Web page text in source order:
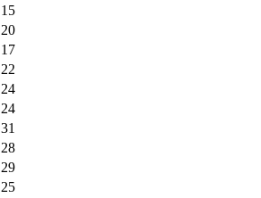
15
20
17
22
24
24
31
28
29
25